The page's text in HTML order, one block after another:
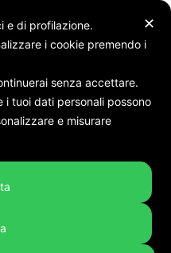
✕
e di profilazione.
i cookie premendo i
senza accettare.
tuoi dati personali possono
e misurare